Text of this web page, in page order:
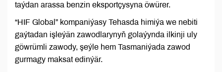
taýdan arassa benzin eksportçysyna öwürer.
“HIF Global” kompaniýasy Tehasda himiýa we nebiti
gaýtadan işleýän zawodlarynyň golaýynda ilkinji uly
göwrümli zawody, şeýle hem Tasmaniýada zawod
gurmagy maksat edinýär.